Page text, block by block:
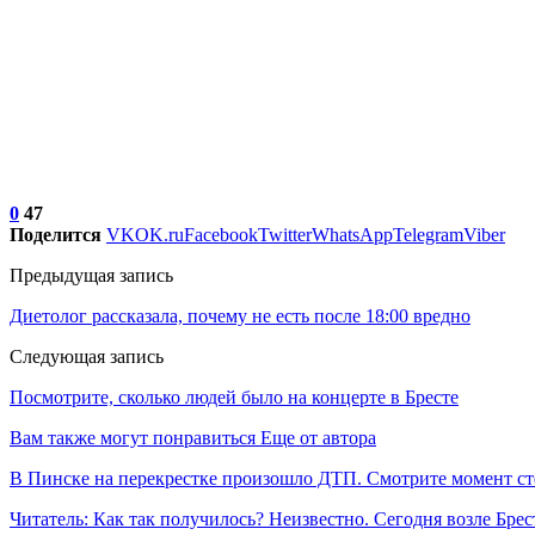
0 47
Поделится VKOK.ruFacebookTwitterWhatsAppTelegramViber
Предыдущая запись
Диетолог рассказала, почему не есть после 18:00 вредно
Следующая запись
Посмотрите, сколько людей было на концерте в Бресте
Вам также могут понравиться Еще от автора
В Пинске на перекрестке произошло ДТП. Смотрите момент
Читатель: Как так получилось? Неизвестно. Сегодня возле